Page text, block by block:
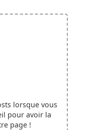
lorsque vous
pour avoir la
page !